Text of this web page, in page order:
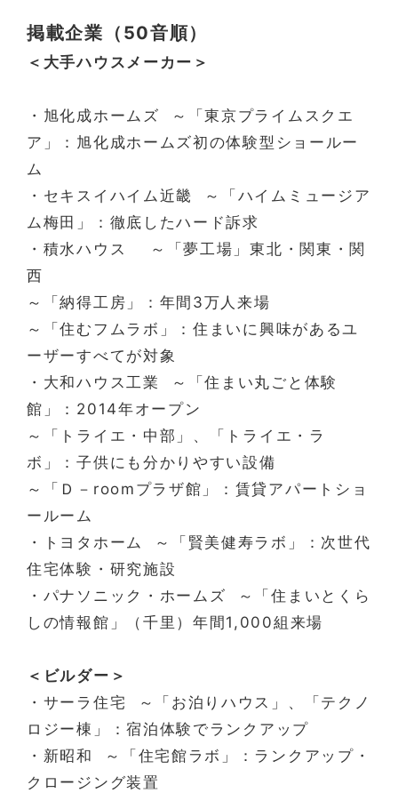
掲載企業（50音順）
＜大手ハウスメーカー＞
・旭化成ホームズ ～「東京プライムスクエ
ア」：旭化成ホームズ初の体験型ショールー
ム
・セキスイハイム近畿 ～「ハイムミュージア
ム梅田」：徹底したハード訴求
・積水ハウス ～「夢工場」東北・関東・関
西
～「納得工房」：年間3万人来場
～「住むフムラボ」：住まいに興味があるユ
ーザーすべてが対象
・大和ハウス工業 ～「住まい丸ごと体験
館」：2014年オープン
～「トライエ・中部」、「トライエ・ラ
ボ」：子供にも分かりやすい設備
～「Ｄ－roomプラザ館」：賃貸アパートショ
ールーム
・トヨタホーム ～「賢美健寿ラボ」：次世代
住宅体験・研究施設
・パナソニック・ホームズ ～「住まいとくら
しの情報館」（千里）年間1,000組来場
＜ビルダー＞
・サーラ住宅 ～「お泊りハウス」、「テクノ
ロジー棟」：宿泊体験でランクアップ
・新昭和 ～「住宅館ラボ」：ランクアップ・
クロージング装置